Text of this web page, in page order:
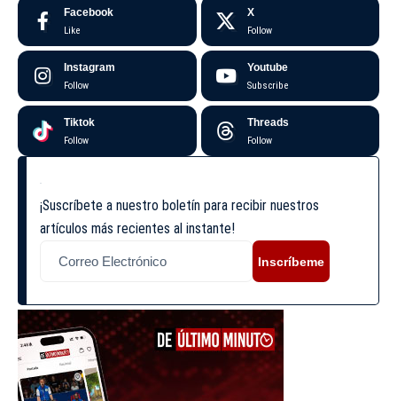
Facebook
Like
X
Follow
Instagram
Follow
Youtube
Subscribe
Tiktok
Follow
Threads
Follow
¡Suscríbete a nuestro boletín para recibir nuestros
artículos más recientes al instante!
Inscríbeme